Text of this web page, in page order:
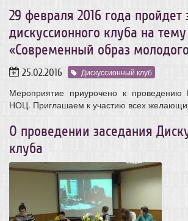
29 февраля 2016 года пройдет
дискуссионного клуба на тему
«Современный образ
25.02.2016 Дискуссионный клуб
Мероприятие приурочено к
НОЦ. Приглашаем к участию всех
О проведении заседания
клуба